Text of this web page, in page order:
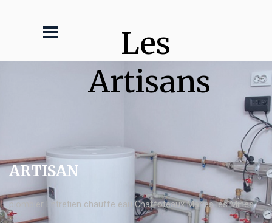
Les
Artisans
ARTISAN
plombier Entretien chauffe eau Chaffoteaux Marles les Mines